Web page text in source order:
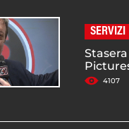
SERVIZI
4107